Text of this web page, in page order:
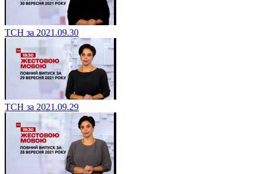
ТСН за 2021.09.30
ТСН за 2021.09.29